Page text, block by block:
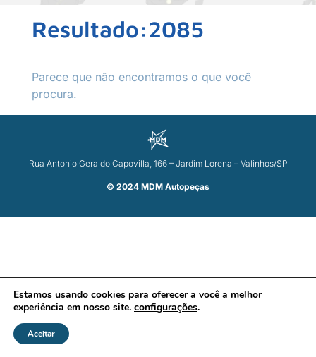
Resultado:2085
Parece que não encontramos o que você
procura.
Rua Antonio Geraldo Capovilla, 166 – Jardim Lorena – Valinhos/SP
© 2024 MDM Autopeças
Estamos usando cookies para oferecer a você a melhor
experiência em nosso site. configurações.
Aceitar